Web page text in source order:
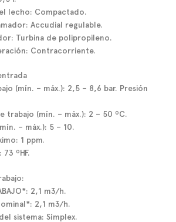
lecho: Compactado.
Accudial regulable.
Turbina de polipropileno.
Contracorriente.
(mín. – máx.): 2,5 – 8,6 bar. Presión
trabajo (mín. – máx.): 2 – 50 ºC.
– máx.): 5 – 10.
1 ppm.
73 ºHF.
2,1 m3/h.
2,1 m3/h.
sistema: Símplex.